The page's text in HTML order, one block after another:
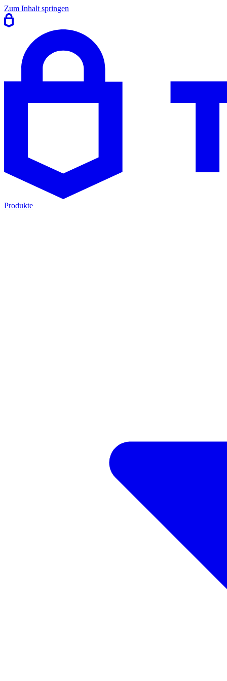
Zum Inhalt springen
Produkte